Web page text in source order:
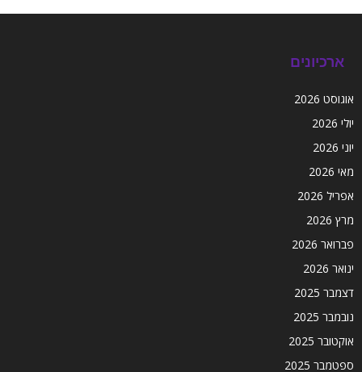
ארכיונים
אוגוסט 2026
יולי 2026
יוני 2026
מאי 2026
אפריל 2026
מרץ 2026
פברואר 2026
ינואר 2026
דצמבר 2025
נובמבר 2025
אוקטובר 2025
ספטמבר 2025